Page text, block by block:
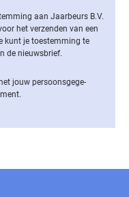
aan Jaarbeurs B.V.
het verzenden van een
kunt je toestemming te
de nieuwsbrief.
jouw per­soons­ge­ge­